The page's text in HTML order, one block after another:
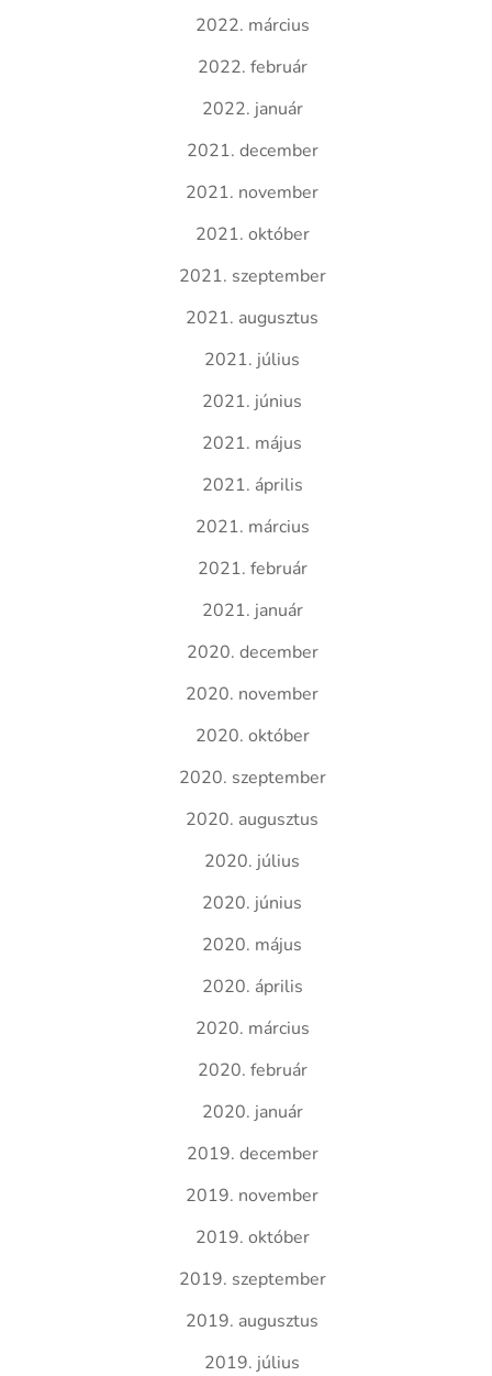
2022. március
2022. február
2022. január
2021. december
2021. november
2021. október
2021. szeptember
2021. augusztus
2021. július
2021. június
2021. május
2021. április
2021. március
2021. február
2021. január
2020. december
2020. november
2020. október
2020. szeptember
2020. augusztus
2020. július
2020. június
2020. május
2020. április
2020. március
2020. február
2020. január
2019. december
2019. november
2019. október
2019. szeptember
2019. augusztus
2019. július